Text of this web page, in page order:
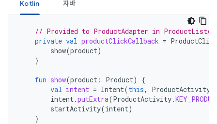
Kotlin 자바
// Provided to ProductAdapter in
private val productClickCallback =
show(product)
}
fun show(product : Product)
{
val intent = Intent(this, ProductActivity
intent.putExtra(ProductActivity.
startActivity(intent)
}